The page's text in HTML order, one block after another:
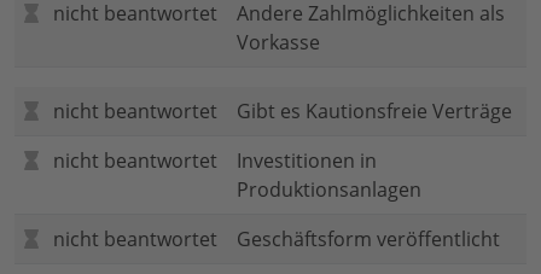
nicht beantwortet
Andere Zahlmöglichkeiten als
Vorkasse
nicht beantwortet
Gibt es Kautionsfreie Verträge
nicht beantwortet
Investitionen in
Produktionsanlagen
nicht beantwortet
Geschäftsform veröffentlicht